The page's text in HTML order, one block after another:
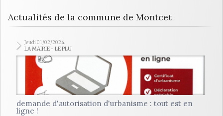
Actualités de la commune de Montcet
Jeudi 01/02/2024
LA MAIRIE - LE PLU
demande d'autorisation d'urbanisme : tout est en
ligne !